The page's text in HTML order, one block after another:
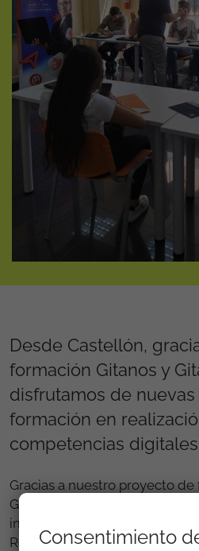
Desde Castellón,
formación Gitanos y
disfrutamos de
formación en
competencias
Gracias a nuestro proyecto
Gitanas en Digital', parte de la
impulsada por Red.es y
Recuperación, Transformación
Consentimiento